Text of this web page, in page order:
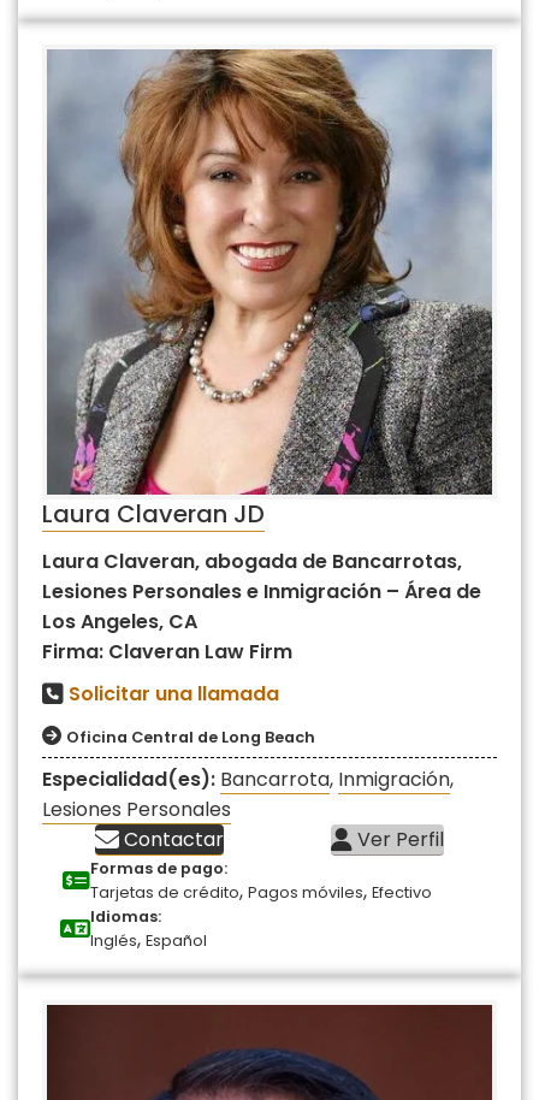
Laura Claveran JD
Laura Claveran, abogada de Bancarrotas,
Lesiones Personales e Inmigración – Área de
Los Angeles, CA
Firma: Claveran Law Firm
Solicitar una llamada
Oficina Central de Long Beach
Especialidad(es): Bancarrota, Inmigración,
Lesiones Personales
Contactar
Ver Perfil
Formas de pago:
Tarjetas de crédito, Pagos móviles, Efectivo
Idiomas:
Inglés, Español